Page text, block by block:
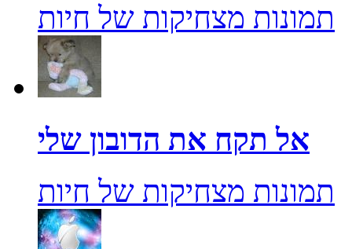
תמונות מצחיקות של חיות
אל תקח את הדובון שלי
תמונות מצחיקות של חיות